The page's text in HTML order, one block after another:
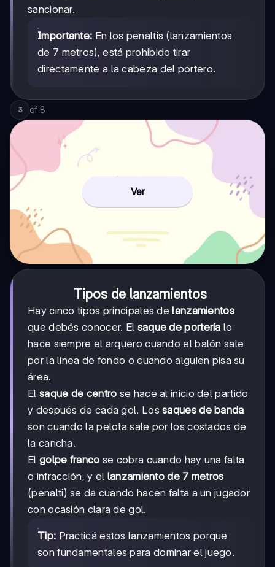
sancionar.
Importante: En los penaltis (lanzamientos
de 7 metros), está prohibido tirar
directamente a la cabeza del portero.
3 of 8
Ver
Tipos de lanzamientos
Hay cinco tipos principales delanzamientos
que debés conocer. El saque de portería lo
hace siempre el arquero cuando el balón sale
por la línea de fondo o cuando alguien pisa su
área.
El saque de centro se hace al inicio del partido
y después de cada gol. Lossaques de banda
son cuando la pelota sale por los costados de
la cancha.
El golpe franco se cobra cuando hay una falta
o infracción, y el lanzamiento de 7 metros
(penalti) se da cuando hacen falta a un jugador
con ocasión clara de gol.
Tip: Practicá estos lanzamientos porque
son fundamentales para dominar el juego.